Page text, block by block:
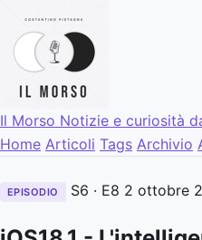
Il Morso Notizie e curiosità
Home Articoli Tags Archivio
EPISODIO S6 · E8 2 ottobre